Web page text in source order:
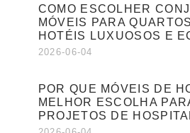
COMO ESCOLHER
MÓVEIS PARA
HOTÉIS LUXUOSOS E
2026-06-04
POR QUE MÓVEIS DE
MELHOR ESCOLHA
PROJETOS DE